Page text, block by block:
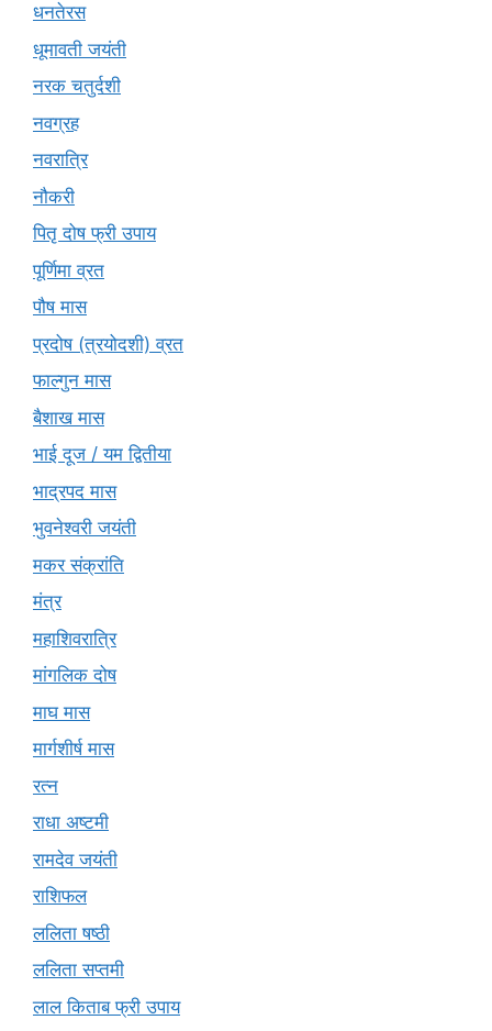
धनतेरस
धूमावती जयंती
नरक चतुर्दशी
नवग्रह
नवरात्रि
नौकरी
पितृ दोष फ्री उपाय
पूर्णिमा व्रत
पौष मास
प्रदोष (त्रयोदशी) व्रत
फाल्गुन मास
बैशाख मास
भाई दूज / यम द्वितीया
भाद्रपद मास
भुवनेश्वरी जयंती
मकर संक्रांति
मंत्र
महाशिवरात्रि
मांगलिक दोष
माघ मास
मार्गशीर्ष मास
रत्न
राधा अष्टमी
रामदेव जयंती
राशिफल
ललिता षष्ठी
ललिता सप्तमी
लाल किताब फ्री उपाय